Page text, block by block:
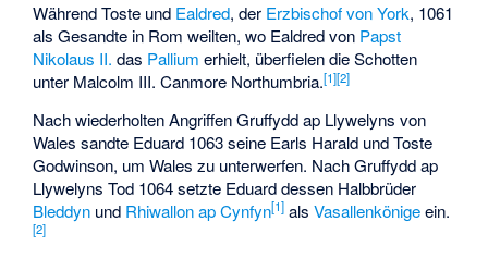
Während Toste und Ealdred, der Erzbischof von York, 1061
als Gesandte in Rom weilten, wo Ealdred von Papst
Nikolaus II. das Pallium erhielt, überfielen die Schotten
unter Malcolm III. Canmore Northumbria.[1][2]
Nach wiederholten Angriffen Gruffydd ap Llywelyns von
Wales sandte Eduard 1063 seine Earls Harald und Toste
Godwinson, um Wales zu unterwerfen. Nach Gruffydd ap
Llywelyns Tod 1064 setzte Eduard dessen Halbbrüder
Bleddyn und Rhiwallon ap Cynfyn[1] alsVasallenkönigeein.
[2]